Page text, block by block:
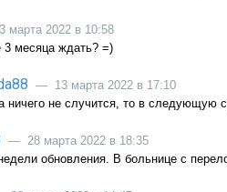
2022 в 10:58
месяца ждать? =)
— 13 марта 2022 в 17:10
ничего не случится, то в следующую
— 28 марта 2022 в 18:35
обновления. В больнице с